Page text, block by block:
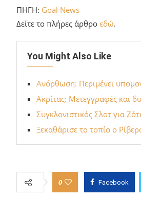
ΠΗΓΗ: Goal News
Δείτε το πλήρες άρθρο εδώ.
You Might Also Like
Ανόρθωση: Περιμένει
Ακρίτας: Μετεγγραφές και
Συγκλονιστικός Σλοτ για
Ξεκαθάρισε το τοπίο ο
0 Facebook